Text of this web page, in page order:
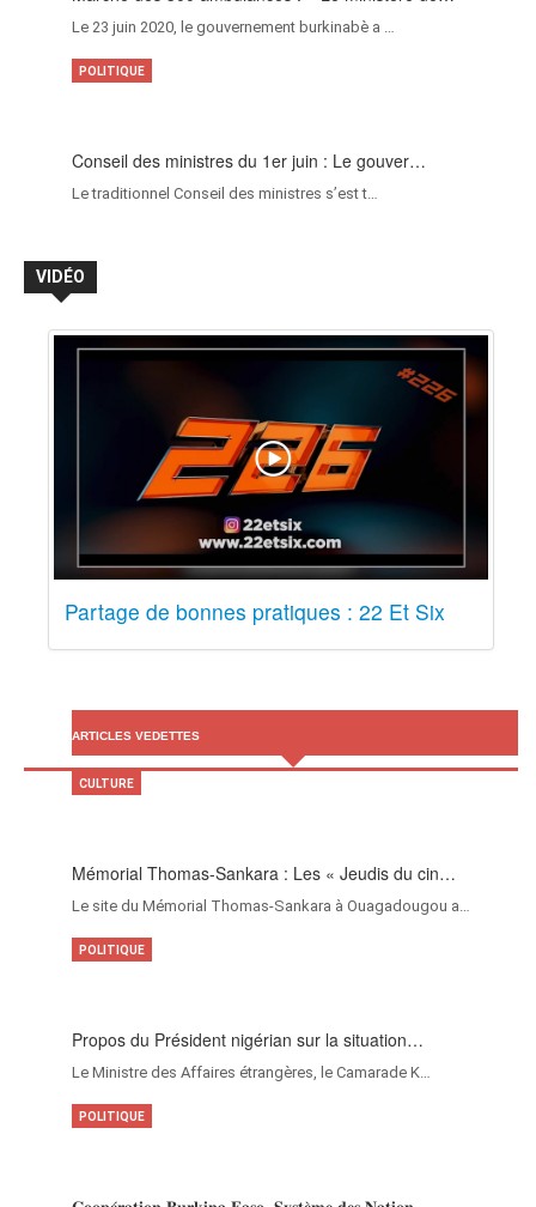
Le 23 juin 2020, le gouvernement burkinabè a …
Conseil des ministres du 1er juin : Le gouver…
Le traditionnel Conseil des ministres s’est t…
POLITIQUE
VIDÉO
Partage de bonnes pratiques : 22 Et Six
ARTICLES VEDETTES
Mémorial Thomas-Sankara : Les « Jeudis du cin…
Le site du Mémorial Thomas-Sankara à Ouagadougou a…
CULTURE
Propos du Président nigérian sur la situation…
Le Ministre des Affaires étrangères, le Camarade K…
POLITIQUE
POLITIQUE